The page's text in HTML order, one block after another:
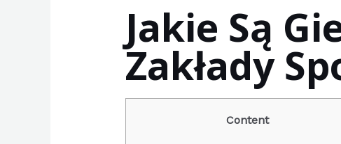
Jakie Są
Zakłady
Content